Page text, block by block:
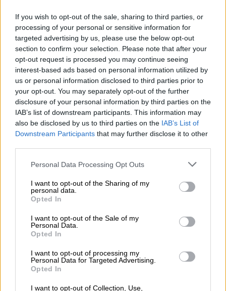
If you wish to opt-out of the sale, sharing to third parties, or
processing of your personal or sensitive information for
targeted advertising by us, please use the below opt-out
section to confirm your selection. Please note that after your
opt-out request is processed you may continue seeing
interest-based ads based on personal information utilized by
us or personal information disclosed to third parties prior to
your opt-out. You may separately opt-out of the further
disclosure of your personal information by third parties on the
IAB’s list of downstream participants. This information may
also be disclosed by us to third parties on the IAB’s List of
Downstream Participants that may further disclose it to other
Please note that this website/app uses one or more Google
not limited to your visit or usage behaviour. You may click to
grant or deny consent to Google and its third-party tags to
use your data for below specified purposes in below Google
consent section.
Personal Data Processing Opt Outs
I want to opt-out of the Sharing of my
personal data.
Opted In
I want to opt-out of the Sale of my
Personal Data.
Opted In
I want to opt-out of processing my
Personal Data for Targeted Advertising.
Opted In
I want to opt-out of Collection, Use,
μπρος τις γραμμές παραγωγής -κάτι που
προκαλεί ιδιαίτερη ανησυχία στους
εμπόρους.
Τα αποθέματα κινδυνεύουν να
εξαντληθούν μέσα σε δύο ή τρεις
ημέρες
Τα αποθέματα Super Dryκινδυνεύουν να
εξαντληθούν μέσα σε δύο ή τρεις ημέρες,
«Δεν διαφαίνεται άμεση αποκατάσταση του
συστήματος», δήλωσε εκπρόσωπος της
εταιρείας στο Γαλλικό Πρακτορείο. «Οι
αποστολές έχουν παγώσει. Η παραγωγή δεν
έχει χτυπηθεί άμεσα, αλλά έχει σταματήσει,
προϊόντα».